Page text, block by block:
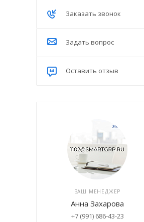
Заказать звонок
Задать вопрос
Оставить отзыв
ВАШ МЕНЕДЖЕР
Анна Захарова
+7 (991) 686-43-23